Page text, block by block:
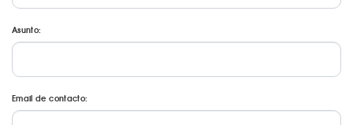
Asunto:
Email de contacto: